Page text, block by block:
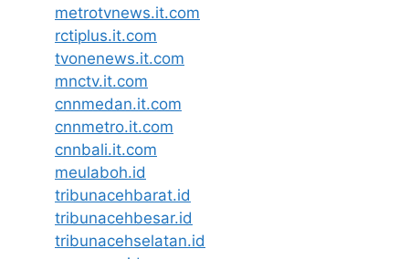
metrotvnews.it.com
rctiplus.it.com
tvonenews.it.com
mnctv.it.com
cnnmedan.it.com
cnnmetro.it.com
cnnbali.it.com
meulaboh.id
tribunacehbarat.id
tribunacehbesar.id
tribunacehselatan.id